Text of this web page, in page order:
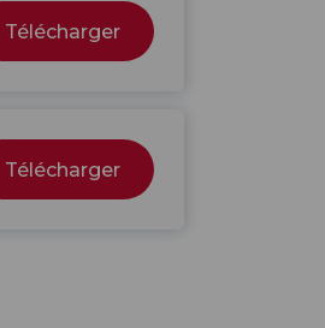
Télécharger
Télécharger